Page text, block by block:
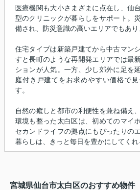
医療機関も大小さまざまに点在し、仙
型のクリニックが暮らしをサポート。
備され、防災意識の高いエリアでもあり
住宅タイプは新築戸建てから中古マン
すと長町のような再開発エリアでは最
ションが人気。一方、少し郊外に足を
庭付き戸建てをお求めやすい価格で
す。
自然の癒しと都市の利便性を兼ね備え
環境も整った太白区は、初めてのマイ
セカンドライフの拠点にもぴったりの
暮らしは、きっと毎日を豊かにしてくれ
宮城県仙台市太白区のおすすめ物件